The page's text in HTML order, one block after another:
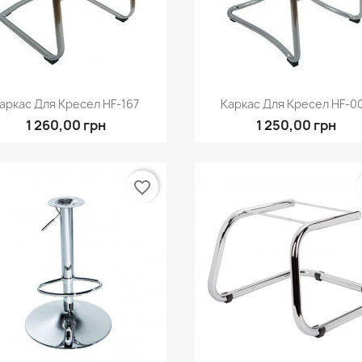
Швидкий перегляд
Для Кресел HF-167
1 260,00 грн
Швидкий
Каркас Для Кресел HF-
1 250,00 грн
favorite_border